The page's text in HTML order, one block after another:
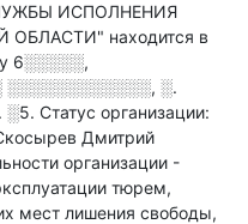
ИСПОЛНЕНИЯ
находится в
6░░░░░,
░.
░5. Статус организации:
Дмитрий
организации -
тюрем,
мест лишения свободы,